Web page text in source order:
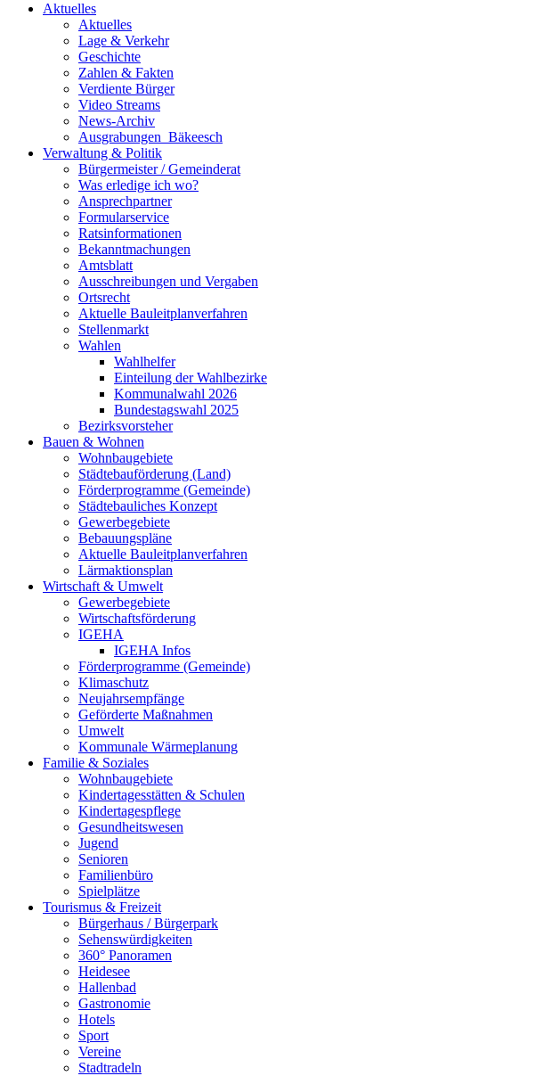
Aktuelles
Aktuelles
Lage & Verkehr
Geschichte
Zahlen & Fakten
Verdiente Bürger
Video Streams
News-Archiv
Ausgrabungen_Bäkeesch
Verwaltung & Politik
Bürgermeister / Gemeinderat
Was erledige ich wo?
Ansprechpartner
Formularservice
Ratsinformationen
Bekanntmachungen
Amtsblatt
Ausschreibungen und Vergaben
Ortsrecht
Aktuelle Bauleitplanverfahren
Stellenmarkt
Wahlen
Wahlhelfer
Einteilung der Wahlbezirke
Kommunalwahl 2026
Bundestagswahl 2025
Bezirksvorsteher
Bauen & Wohnen
Wohnbaugebiete
Städtebauförderung (Land)
Förderprogramme (Gemeinde)
Städtebauliches Konzept
Gewerbegebiete
Bebauungspläne
Aktuelle Bauleitplanverfahren
Lärmaktionsplan
Wirtschaft & Umwelt
Gewerbegebiete
Wirtschaftsförderung
IGEHA
IGEHA Infos
Förderprogramme (Gemeinde)
Klimaschutz
Neujahrsempfänge
Geförderte Maßnahmen
Umwelt
Kommunale Wärmeplanung
Familie & Soziales
Wohnbaugebiete
Kindertagesstätten & Schulen
Kindertagespflege
Gesundheitswesen
Jugend
Senioren
Familienbüro
Spielplätze
Tourismus & Freizeit
Bürgerhaus / Bürgerpark
Sehenswürdigkeiten
360° Panoramen
Heidesee
Hallenbad
Gastronomie
Hotels
Sport
Vereine
Stadtradeln